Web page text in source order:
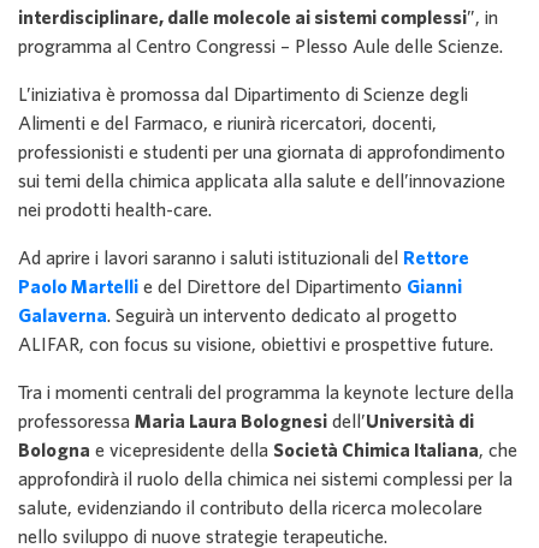
interdisciplinare, dalle molecole ai sistemi complessi”, in
programma al Centro Congressi – Plesso Aule delle Scienze.
L’iniziativa è promossa dal Dipartimento di Scienze degli
Alimenti e del Farmaco, e riunirà ricercatori, docenti,
professionisti e studenti per una giornata di approfondimento
sui temi della chimica applicata alla salute e dell’innovazione
nei prodotti health-care.
Ad aprire i lavori saranno i saluti istituzionali del Rettore
Paolo Martelli e del Direttore del Dipartimento Gianni
Galaverna. Seguirà un intervento dedicato al progetto
ALIFAR, con focus su visione, obiettivi e prospettive future.
Tra i momenti centrali del programma la keynote lecture della
professoressa Maria Laura Bolognesi dell’Università di
Bologna e vicepresidente della Società Chimica Italiana, che
approfondirà il ruolo della chimica nei sistemi complessi per la
salute, evidenziando il contributo della ricerca molecolare
nello sviluppo di nuove strategie terapeutiche.